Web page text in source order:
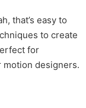
that’s easy to
to create
for
motion designers.